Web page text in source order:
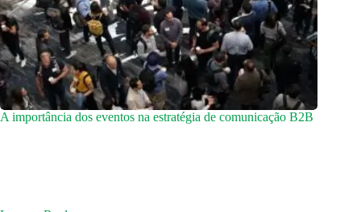
A importância dos eventos na estratégia de comunicação B2B